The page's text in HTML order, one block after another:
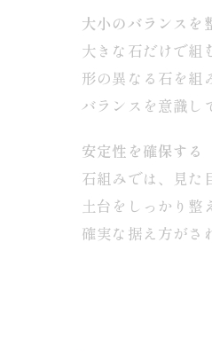
大小のバランスを
大きな石だけで組
形の異なる石を組
バランスを意識し
安定性を確保する
石組みでは、見た
土台をしっかり整
確実な据え方がさ